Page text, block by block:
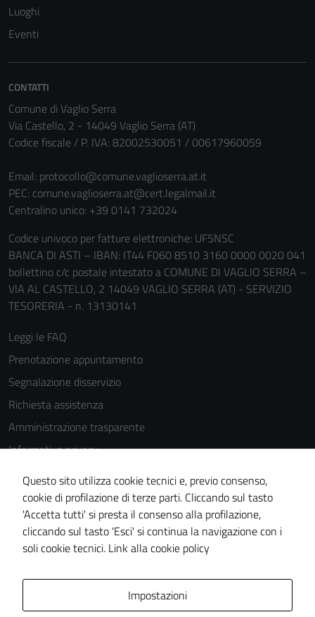
Luoghi
Eventi
CONTATTI
Comune di Vaglio Serra
Via Castello, 2 - 14049 Vaglio Serra (AT)
Codice fiscale / P. IVA: 82002530051 / 00617960059
Email: protocollo@comune.vaglioserra.at.it
PEC: comune.vaglioserra.at@cert.legalmail.it
Centralino unico: +39 0141 732024
Codice univoco per fatture elettroniche: UF5NSC
BANCA DI ASTI – IBAN: IT44 F060 8510 3160 0000 0020 041
bollettino c/c postale intestato a COMUNE DI VAGLIO SERRA –
VIA AL CASTELLO, 2 14049 VAGLIO SERRA (AT) - SERVIZIO
TESORERIA - n. 13130141
Leggi le FAQ
Prenotazione appuntamento
Segnalazione disservizio
Richiesta assistenza
Amministrazione trasparente
Informativa privacy
Cookie Policy
Note legali
Dichiarazione di accessibilità
Piano di miglioramento del sito
Questo sito utilizza cookie tecnici e, previo consenso,
cookie di profilazione di terze parti. Cliccando sul tasto
'Accetta tutti' si presta il consenso alla profilazione,
cliccando sul tasto 'Esci' si continua la navigazione con i
soli cookie tecnici. Link alla cookie policy
Impostazioni
Questi cookie
del sito e non
possono
disabilitati.
Questi cookie
informazioni
personali.